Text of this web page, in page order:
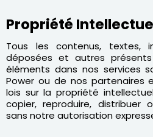
Propriété
Tous les contenus, textes,
déposées et autres
éléments dans nos services
Power ou de nos partenaires
lois sur la propriété
copier, reproduire, distribuer
sans notre autorisation